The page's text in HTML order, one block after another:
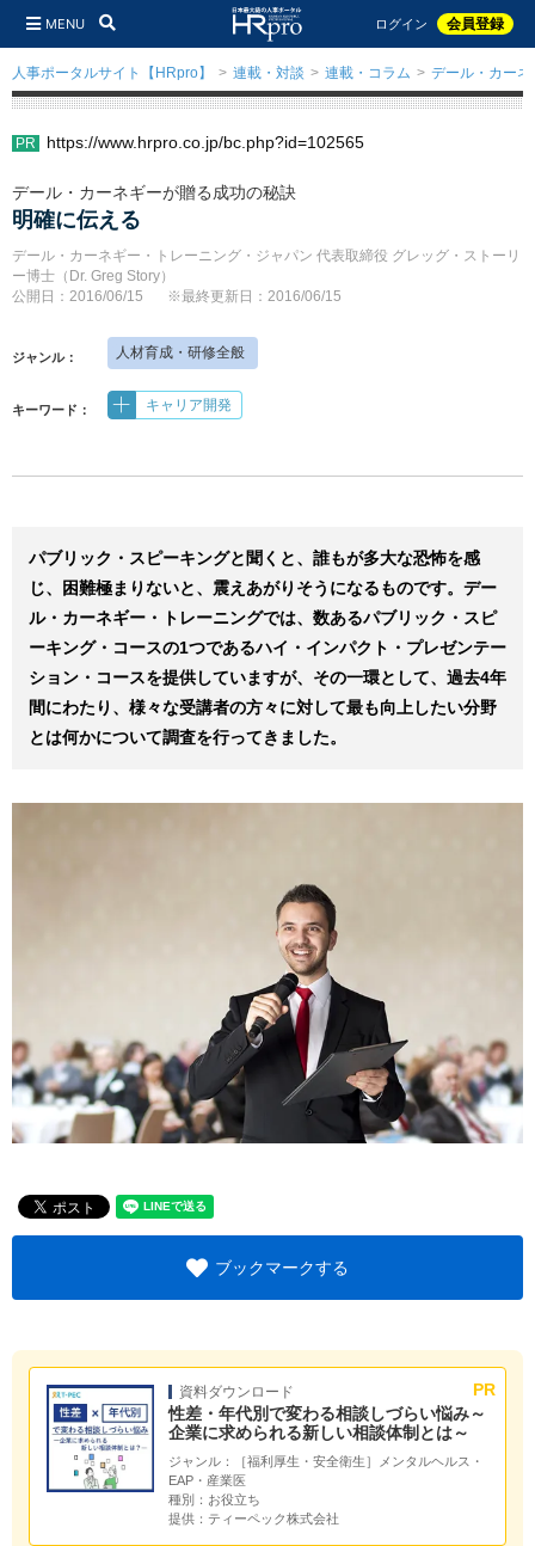
MENU ログイン 会員登録
人事ポータルサイト【HRpro】 連載・対談 連載・コラム デール・カー
https://www.hrpro.co.jp/bc.php?id=102565
デール・カーネギーが贈る成功の秘訣
明確に伝える
デール・カーネギー・トレーニング・ジャパン 代表取締役 グレッグ・ストーリ
ー博士（Dr. Greg Story）
公開日：2016/06/15
※最終更新日：2016/06/15
ジャンル： 人材育成・研修全般
キーワード： キャリア開発
パブリック・スピーキングと聞くと、誰もが多大な恐怖を感
じ、困難極まりないと、震えあがりそうになるものです。デー
ル・カーネギー・トレーニングでは、数あるパブリック・スピ
ーキング・コースの1つであるハイ・インパクト・プレゼンテー
ション・コースを提供していますが、その一環として、過去4年
間にわたり、様々な受講者の方々に対して最も向上したい分野
とは何かについて調査を行ってきました。
ブックマークする
資料ダウンロード
性差・年代別で変わる相談しづらい悩み～
企業に求められる新しい相談体制とは～
ジャンル：
［福利厚生・安全衛生］メンタルヘルス・
EAP・産業医
種別： お役立ち
提供： ティーペック株式会社